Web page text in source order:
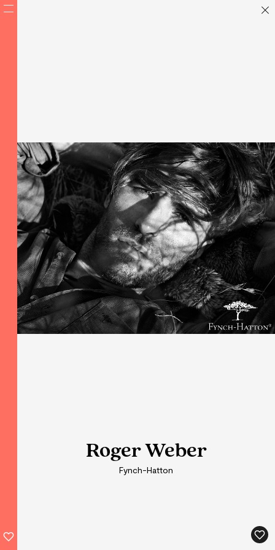
Roger Weber
Fynch-Hatton
Roger Weber
Fynch-Hatton
Roger Weber
Fynch-Hatton